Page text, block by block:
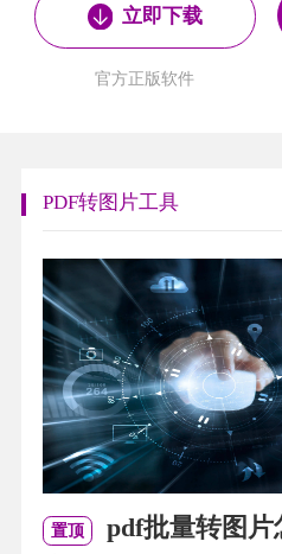
立即下载
官方正版软件
PDF转图片工具
置顶
pdf批量转图